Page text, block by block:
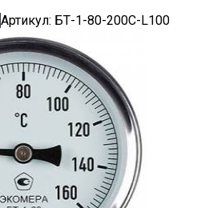
Артикул: БТ-1-80-200С-L100